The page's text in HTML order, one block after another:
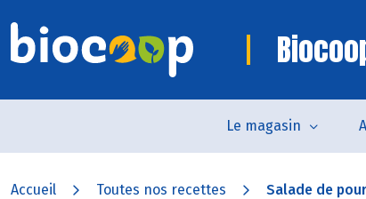
Le magasin
Accueil Toutes nos recettes Salade de